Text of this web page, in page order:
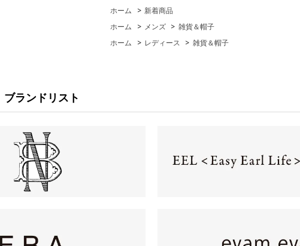
ホーム
> 新着商品
ホーム
> メンズ > 雑貨＆帽子
ホーム
> レディース > 雑貨＆帽子
ブランドリスト